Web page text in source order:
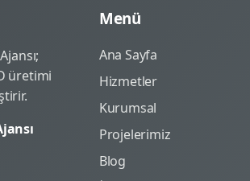
üretimi
Menü
Ana Sayfa
Hizmetler
Kurumsal
Projelerimiz
Blog